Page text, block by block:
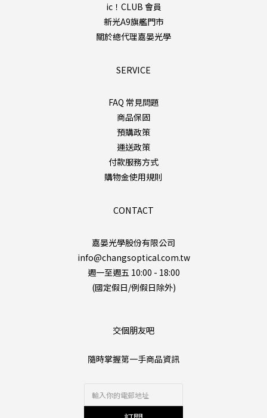
ic！CLUB 會員
新光A9旗艦門市
關於總代理嘉晏光學
SERVICE
FAQ 常見問題
商品保固
預購政策
運送政策
付款服務方式
購物金使用規則
CONTACT
嘉晏光學股份有限公司
info@changsoptical.com.tw
週一至週五 10:00 - 18:00
(國定假日/例假日除外)
交個朋友吧
隨時掌握第一手商品資訊